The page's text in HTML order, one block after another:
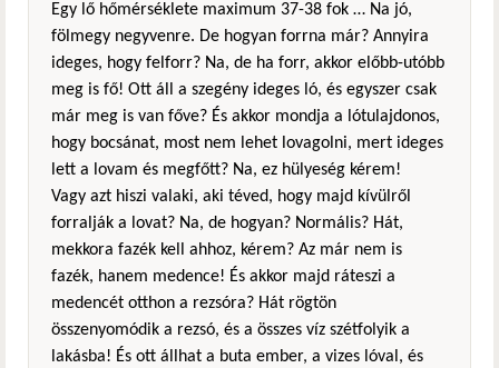
Egy lő hőmérséklete maximum 37-38 fok … Na jó,
fölmegy negyvenre. De hogyan forrna már? Annyira
ideges, hogy felforr? Na, de ha forr, akkor előbb-utóbb
meg is fő! Ott áll a szegény ideges ló, és egyszer csak
már meg is van főve? És akkor mondja a lótulajdonos,
hogy bocsánat, most nem lehet lovagolni, mert ideges
lett a lovam és megfőtt? Na, ez hülyeség kérem!
Vagy azt hiszi valaki, aki téved, hogy majd kívülről
forralják a lovat? Na, de hogyan? Normális? Hát,
mekkora fazék kell ahhoz, kérem? Az már nem is
fazék, hanem medence! És akkor majd ráteszi a
medencét otthon a rezsóra? Hát rögtön
összenyomódik a rezsó, és a összes víz szétfolyik a
lakásba! És ott állhat a buta ember, a vizes lóval, és